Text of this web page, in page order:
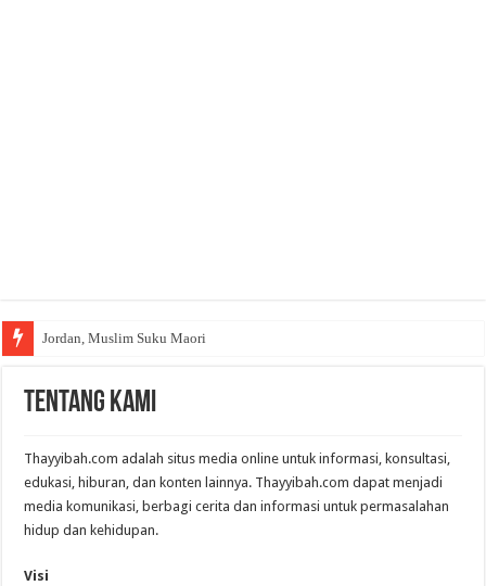
Jordan, Muslim Suku Maori
Tentang Kami
Thayyibah.com adalah situs media online untuk informasi, konsultasi,
edukasi, hiburan, dan konten lainnya. Thayyibah.com dapat menjadi
media komunikasi, berbagi cerita dan informasi untuk permasalahan
hidup dan kehidupan.
Visi